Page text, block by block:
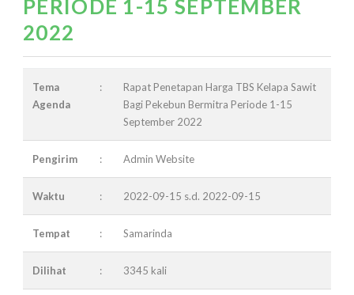
PERIODE 1-15 SEPTEMBER
2022
Tema
Agenda
:
Rapat Penetapan Harga TBS Kelapa Sawit
Bagi Pekebun Bermitra Periode 1-15
September 2022
Pengirim : Admin Website
Waktu : 2022-09-15 s.d. 2022-09-15
Tempat : Samarinda
Dilihat : 3345 kali